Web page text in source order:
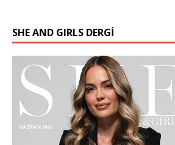
SHE AND GIRLS DERGİ